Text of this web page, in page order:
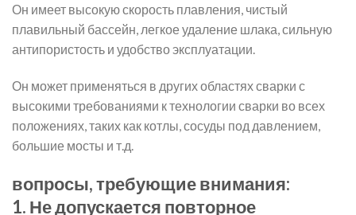
Он имеет высокую скорость плавления, чистый
плавильный бассейн, легкое удаление шлака, сильную
антипористость и удобство эксплуатации.
Он может применяться в других областях сварки с
высокими требованиями к технологии сварки во всех
положениях, таких как котлы, сосуды под давлением,
большие мосты и т.д.
вопросы, требующие внимания:
1. Не допускается повторное